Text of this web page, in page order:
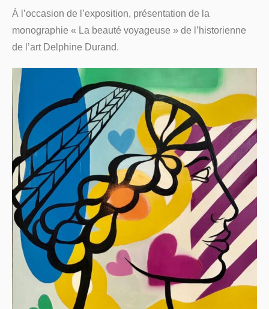
À l’occasion de l’exposition, présentation de la
monographie « La beauté voyageuse » de l’historienne
de l’art Delphine Durand.